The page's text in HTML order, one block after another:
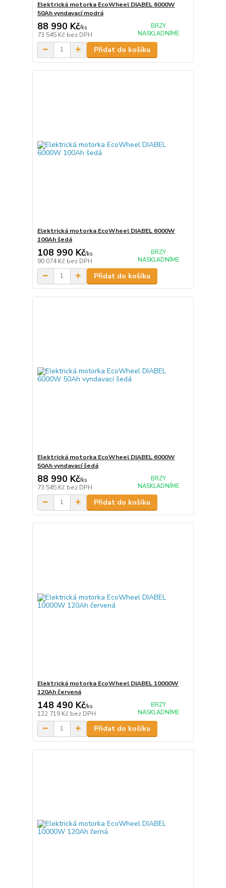
Elektrická motorka EcoWheel DIABEL 6000W
50Ah vyndavací modrá
88 990 Kč/ks
73 545 Kč bez DPH
BRZY
NASKLADNÍME
Přidat do košíku
Elektrická motorka EcoWheel DIABEL 6000W
100Ah šedá
108 990 Kč/ks
90 074 Kč bez DPH
BRZY
NASKLADNÍME
Přidat do košíku
Elektrická motorka EcoWheel DIABEL 6000W
50Ah vyndavací šedá
88 990 Kč/ks
73 545 Kč bez DPH
BRZY
NASKLADNÍME
Přidat do košíku
Elektrická motorka EcoWheel DIABEL 10000W
120Ah červená
148 490 Kč/ks
122 719 Kč bez DPH
BRZY
NASKLADNÍME
Přidat do košíku